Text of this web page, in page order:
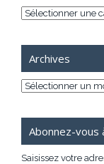
Catégories
Archives
Archives
Abonnez-vous
Saisissez votre